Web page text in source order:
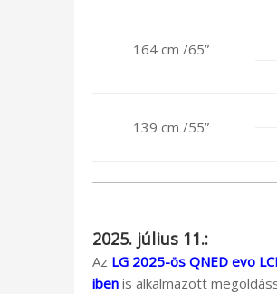
164 cm /65”
139 cm /55”
2025. július 11.:
Az LG 2025-ös QNED evo
iben is alkalmazott